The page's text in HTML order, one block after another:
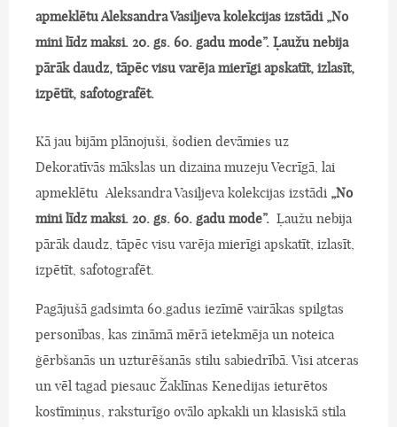
apmeklētu Aleksandra Vasiļjeva kolekcijas izstādi „No
mini līdz maksi. 20. gs. 60. gadu mode”. Ļaužu nebija
pārāk daudz, tāpēc visu varēja mierīgi apskatīt, izlasīt,
izpētīt, safotografēt.
Kā jau bijām plānojuši, šodien devāmies uz
Dekoratīvās mākslas un dizaina muzeju Vecrīgā, lai
apmeklētu Aleksandra Vasiļjeva kolekcijas izstādi „No
mini līdz maksi. 20. gs. 60. gadu mode”. Ļaužu nebija
pārāk daudz, tāpēc visu varēja mierīgi apskatīt, izlasīt,
izpētīt, safotografēt.
Pagājušā gadsimta 60.gadus iezīmē vairākas spilgtas
personības, kas zināmā mērā ietekmēja un noteica
ģērbšanās un uzturēšanās stilu sabiedrībā. Visi atceras
un vēl tagad piesauc Žaklīnas Kenedijas ieturētos
kostīmiņus, raksturīgo ovālo apkakli un klasiskā stila